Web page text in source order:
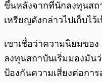
ขึ้นหลังจากที่นักลงทุนส
เหรียญดังกล่าวไปเก็บไว้
เขาเชื่อว่าความนิยมขอ
ลงทุนสถาบันเริ่มมองมัน
ป้องกันความเสี่ยงต่อกา